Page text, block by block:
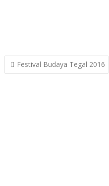
Post
navigation
Festival Budaya Tegal 2016